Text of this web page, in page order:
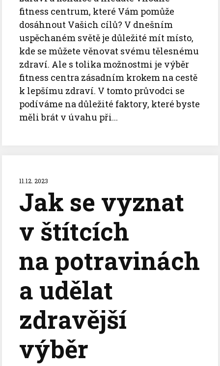
fitness centrum, které Vám pomůže
dosáhnout Vašich cílů? V dnešním
uspěchaném světě je důležité mít místo,
kde se můžete věnovat svému tělesnému
zdraví. Ale s tolika možnostmi je výběr
fitness centra zásadním krokem na cestě
k lepšímu zdraví. V tomto průvodci se
podíváme na důležité faktory, které byste
měli brát v úvahu při...
11.12. 2023
Jak se vyznat
v štítcích
na potravinách
a udělat
zdravější
výběr